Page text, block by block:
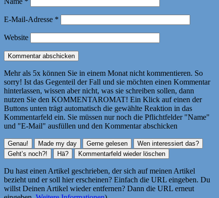
E-Mail-Adresse *
Website
Mehr als 5x können Sie in einem Monat nicht kommentieren. So
sorry! Ist das Gegenteil der Fall und sie möchten einen Kommentar
hinterlassen, wissen aber nicht, was sie schreiben sollen, dann
nutzen Sie den KOMMENTAROMAT! Ein Klick auf einen der
Buttons unten trägt automatisch die gewählte Reaktion in das
Kommentarfeld ein. Sie müssen nur noch die Pflichtfelder "Name"
und "E-Mail" ausfüllen und den Kommentar abschicken
Du hast einen Artikel geschrieben, der sich auf meinen Artikel
bezieht und er soll hier erscheinen? Einfach die URL eingeben. Du
willst Deinen Artikel wieder entfernen? Dann die URL erneut